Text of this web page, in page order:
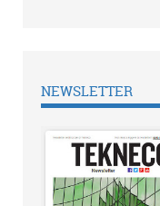
NEWSLETTER